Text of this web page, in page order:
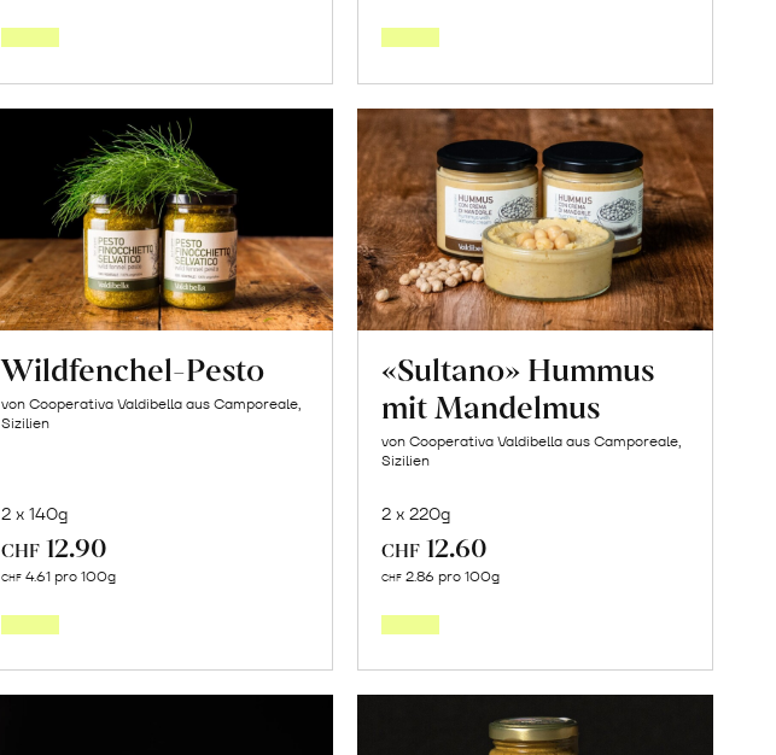
Wildfenchel-Pesto
von Cooperativa Valdibella aus Camporeale,
Sizilien
2 x 140g
CHF 12.90
CHF 4.61 pro 100g
«Sultano» Hummus
mit Mandelmus
von Cooperativa Valdibella aus Camporeale,
Sizilien
2 x 220g
CHF 12.60
CHF 2.86 pro 100g